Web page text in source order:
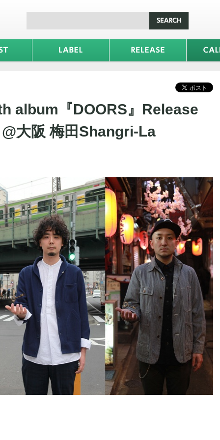
album『DOORS』Release
大阪 梅田Shangri-La